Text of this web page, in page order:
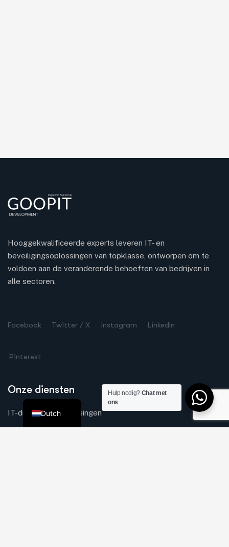
Hooggekwalificeerde experts leveren IT- en
beveiligingsoplossingen van topklasse, ontworpen om te
voldoen aan de veranderende behoeften van bedrijven in
alle sectoren.
Facebook Twitter / X Instagram LinkedIn
Pinterest
Onze diensten
IT-diensten & Oplossingen
Infrastructuur & Netwerk
Hulp nodig? Chat met
ons
Dutch
Chinese